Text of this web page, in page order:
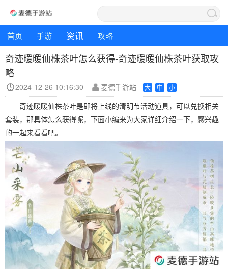
首页 手游 资讯 攻略
奇迹暖暖仙株茶叶怎么获得-奇迹暖暖仙株茶叶获取攻
略
2024-12-26 10:16:30 麦德手游站 大 中 小
奇迹暖暖仙株茶叶是即将上线的清明节活动道具，可以兑换相关
套装，那具体怎么获得呢，下面小编来为大家详细介绍一下，感兴趣
的一起来看看吧。